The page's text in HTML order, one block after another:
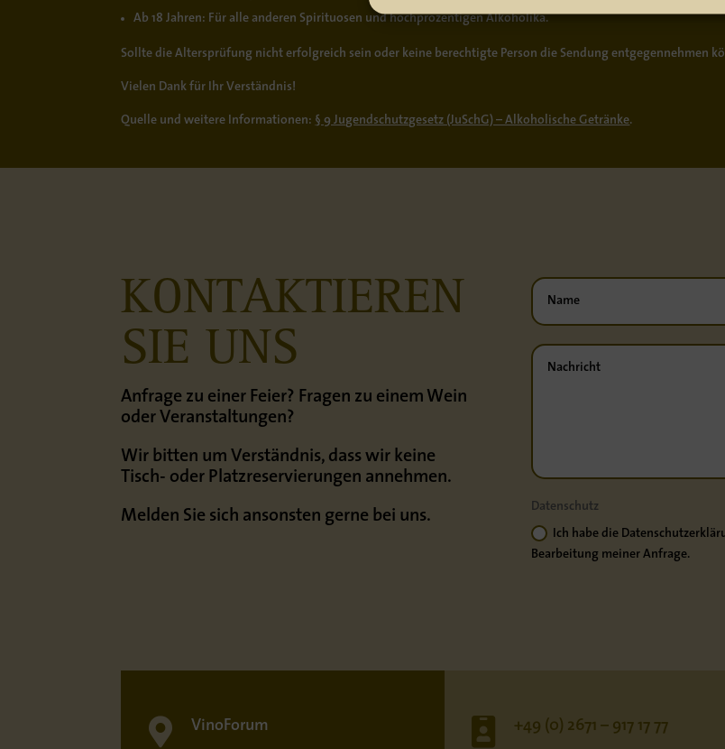
Ab 18 Jahren: Für alle anderen Spirituosen und hochprozentigen Alkoholika.
Sollte die Altersprüfung nicht erfolgreich sein oder keine berechtigte Person die Sendung entgegennehmen
Vielen Dank für Ihr Verständnis!
Quelle und weitere Informationen: § 9 Jugendschutzgesetz (JuSchG) – Alkoholische Getränke.
KONTAKTIEREN
SIE UNS
Anfrage zu einer Feier? Fragen zu einem Wein
oder Veranstaltungen?
Wir bitten um Verständnis, dass wir keine
Tisch- oder Platzreservierungen annehmen.
Melden Sie sich ansonsten gerne bei uns.
Datenschutz
Ich habe die
Bearbeitung meiner Anfrage.
 VinoForum  +49 (0) 2671 – 917 17 77